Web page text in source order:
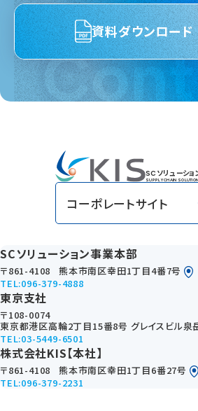
資料ダウンロード
SCソリューシ
SUPPLY CHAIN
コーポレートサイト
SCソリューション事業本部
〒861-4108
熊本市南区幸田1丁目4番7号
TEL:096-379-4888
東京支社
〒108-0074
東京都港区高輪2丁目15番8号 グレイスビル泉
TEL:03-5449-6501
株式会社KIS【本社】
〒861-4108
熊本市南区幸田1丁目6番27号
TEL:096-379-2231